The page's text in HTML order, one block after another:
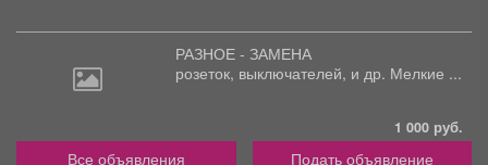
РАЗНОЕ - ЗАМЕНА
розеток, выключателей, и др. Мелкие ...
1 000 руб.
Все объявления Подать объявление